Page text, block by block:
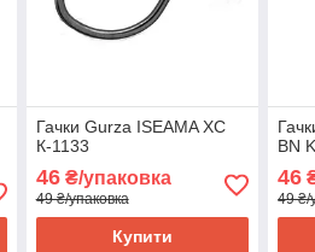
Гачки Gurza ISEAMA XC
К-1133
46₴/упаковка
49 ₴/упаковка
Купити
BN
46
49 ₴/